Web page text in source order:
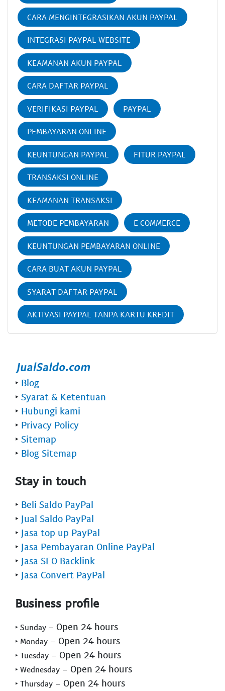
CARA MENGINTEGRASIKAN AKUN PAYPAL
INTEGRASI PAYPAL WEBSITE
KEAMANAN AKUN PAYPAL
CARA DAFTAR PAYPAL
VERIFIKASI PAYPAL PAYPAL
PEMBAYARAN ONLINE
KEUNTUNGAN PAYPAL FITUR PAYPAL
TRANSAKSI ONLINE
KEAMANAN TRANSAKSI
METODE PEMBAYARAN E COMMERCE
KEUNTUNGAN PEMBAYARAN ONLINE
CARA BUAT AKUN PAYPAL
SYARAT DAFTAR PAYPAL
AKTIVASI PAYPAL TANPA KARTU KREDIT
‣ Blog
‣ Syarat & Ketentuan
‣ Hubungi kami
‣ Privacy Policy
‣ Sitemap
‣ Blog Sitemap
Stay in touch
‣ Beli Saldo PayPal
‣ Jual Saldo PayPal
‣ Jasa top up PayPal
‣ Jasa Pembayaran Online PayPal
‣ Jasa SEO Backlink
‣ Jasa Convert PayPal
Business profile
‣ Sunday - Open 24 hours
‣ Monday - Open 24 hours
‣ Tuesday - Open 24 hours
‣ Wednesday - Open 24 hours
‣ Thursday - Open 24 hours